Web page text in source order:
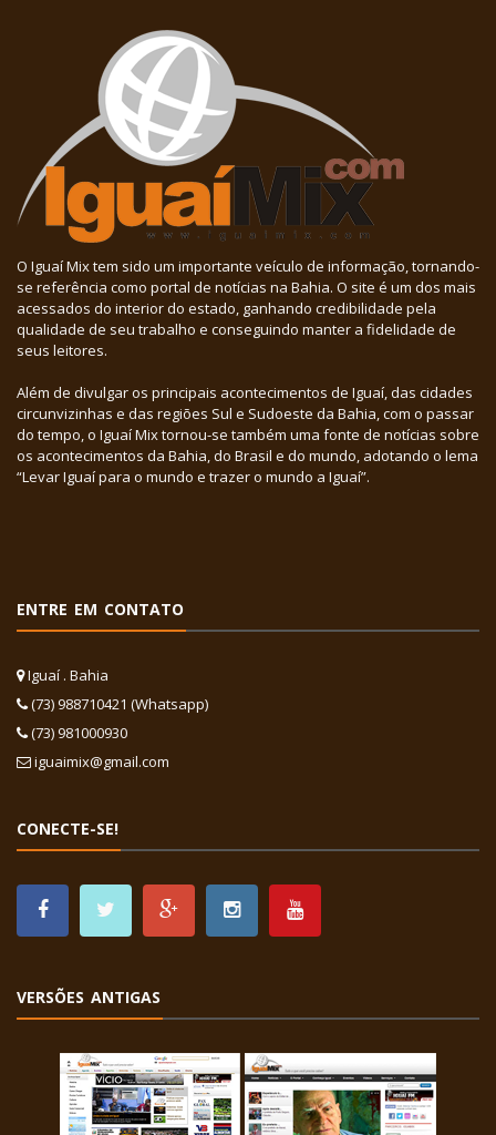
O Iguaí Mix tem sido um importante veículo de informação, tornando-
se referência como portal de notícias na Bahia. O site é um dos mais
acessados do interior do estado, ganhando credibilidade pela
qualidade de seu trabalho e conseguindo manter a fidelidade de
seus leitores.
Além de divulgar os principais acontecimentos de Iguaí, das cidades
circunvizinhas e das regiões Sul e Sudoeste da Bahia, com o passar
do tempo, o Iguaí Mix tornou-se também uma fonte de notícias sobre
os acontecimentos da Bahia, do Brasil e do mundo, adotando o lema
“Levar Iguaí para o mundo e trazer o mundo a Iguaí”.
ENTRE EM CONTATO
Iguaí . Bahia
(73) 988710421 (Whatsapp)
(73) 981000930
iguaimix@gmail.com
CONECTE-SE!
VERSÕES ANTIGAS